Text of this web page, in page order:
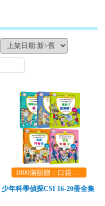
1800滿額贈：口袋玩具一份（隨機出貨） (summer read)
少年科學偵探CSI 16-20冊全集